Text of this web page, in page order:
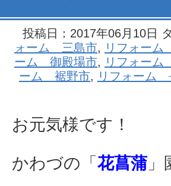
投稿日：2017年06月10日
ォーム 三島市, リフォー
ーム 御殿場市, リフォー
ーム 裾野市, リフォーム
お元気様です！
かわづの「 花菖蒲